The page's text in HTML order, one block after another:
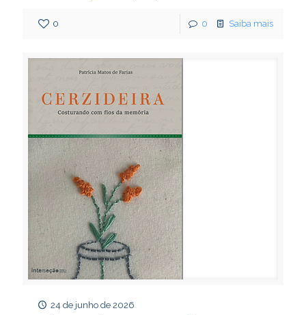
0 0 Saiba mais
24 de junho de 2026